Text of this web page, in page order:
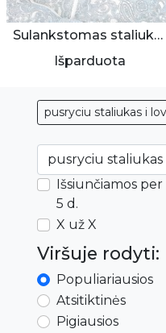
pusryciu staliukas i
Išsiunčiamos per
5 d.
X už X
Viršuje rodyti:
Populiariausios
Atsitiktinės
Pigiausios
Sulankstomas staliukas lovai
Išparduota